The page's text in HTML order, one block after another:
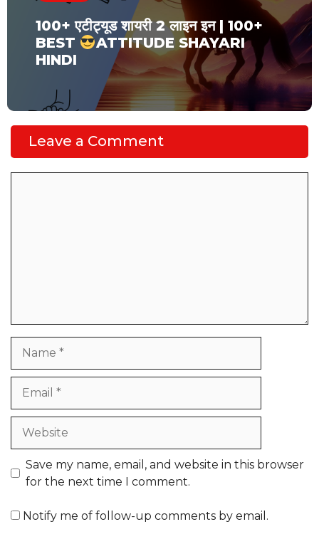
100+ एटीट्यूड शायरी 2 लाइन इन | 100+
BEST
ATTITUDE SHAYARI
HINDI
Leave a Comment
Save my name, email, and website in this browser
for the next time I comment.
Notify me of follow-up comments by email.